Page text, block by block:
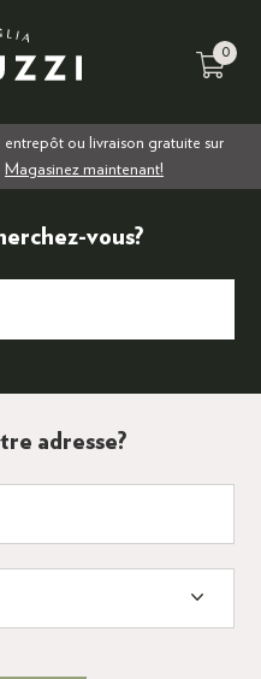
0
ou livraison gratuite sur
Magasinez maintenant!
vous?
adresse?